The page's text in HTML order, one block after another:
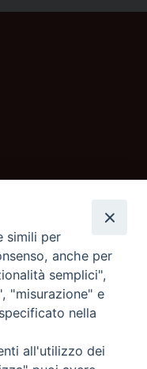
simili per
anche per
semplici",
"misurazione" e
nella
all'utilizzo dei